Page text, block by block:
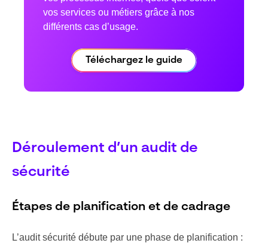
vos services ou métiers grâce à nos
différents cas d’usage.
Téléchargez le guide
Déroulement d’un audit de
sécurité
Étapes de planification et de cadrage
L’audit sécurité débute par une phase de planification :